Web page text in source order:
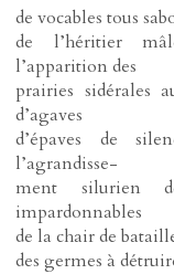
de vocables tous
de l’héritier
l’apparition des
prairies sidérales
d’agaves
d’épaves de
l’agrandisse-
ment silurien
impardonnables
de la chair de
des germes à